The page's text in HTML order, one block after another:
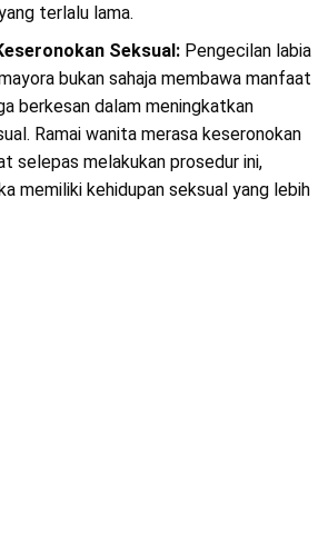
terlalu lama.
Seksual:Pengecilan labia
bukan sahaja membawa manfaat
berkesan dalam meningkatkan
Ramai wanita merasa keseronokan
selepas melakukan prosedur ini,
memiliki kehidupan seksual yang lebih